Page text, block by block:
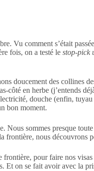
Vu comment s’était
fois, on a testé le stop-pick
doucement des collines
côté en herbe
douche (enfin,
bon moment.
sommes presque
nous
pour faire nos
on se fait avoir avec la